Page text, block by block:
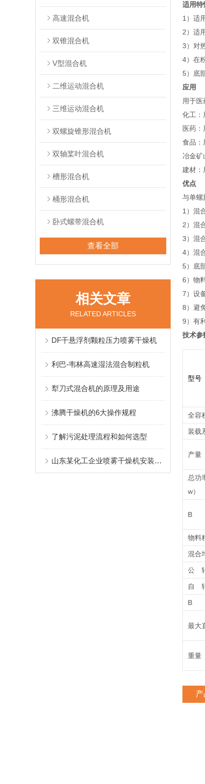
高速混合机
双锥混合机
V型混合机
二维运动混合机
三维运动混合机
双螺旋锥形混合机
双轴桨叶混合机
槽形混合机
桶形混合机
卧式螺带混合机
查看全部
相关文章
RELATED ARTICLES
DF干悬浮剂颗粒压力喷雾干燥机
利巴-韦林高速湿法混合制粒机
犁刀式混合机的原理及用途
沸腾干燥机的6大操作规程
了解污泥处理流程和如何选型
山东某化工企业喷雾干燥机安装现场
适用特
1）适
2）适
3）对
4）在
5）底
应用
用于
化工‌：
医药‌
食品‌：
冶金矿
建材‌：
优点
与单螺
1）混
2）混
3）混
4）混
5）底
6）物
7）设
8）避
9）有
技术参
型号
全容
装载
产量
总功
w）
B
物料
混合
公
自
B
最大
重量